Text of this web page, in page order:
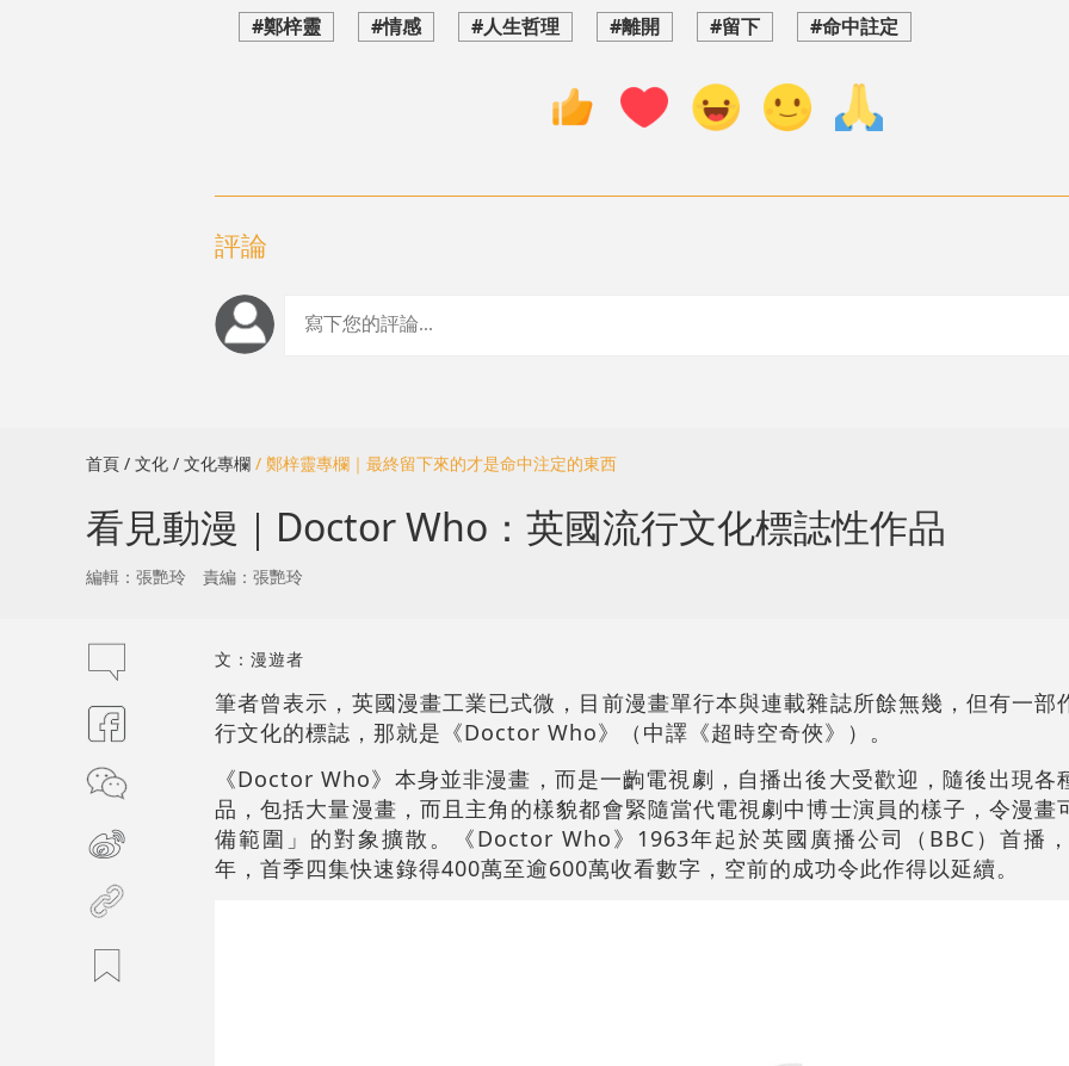
#鄭梓靈 #情感 #人生哲理 #離開 #留下 #命中註定
評論
首頁 / 文化 / 文化專欄 / 鄭梓靈專欄｜最終留下來的才是命中注定的東西
看見動漫｜Doctor Who：英國流行文化標誌性作品
編輯：張艷玲 責編：張艷玲
文：漫遊者
筆者曾表示，英國漫畫工業已式微，目前漫畫單行本與連載雜誌所餘無幾，但有一部
行文化的標誌，那就是《Doctor Who》（中譯《超時空奇俠》）。
《Doctor Who》本身並非漫畫，而是一齣電視劇，自播出後大受歡迎，隨後出現各
品，包括大量漫畫，而且主角的樣貌都會緊隨當代電視劇中博士演員的樣子，令漫畫
備範圍」的對象擴散。《Doctor Who》1963年起於英國廣播公司（BBC）首播
年，首季四集快速錄得400萬至逾600萬收看數字，空前的成功令此作得以延續。